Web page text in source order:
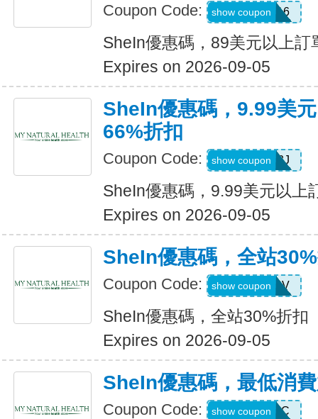
Coupon Code: febnb16
show coupon
SheIn優惠碼，89美元以上訂
Expires on 2026-09-05
SheIn優惠碼，9.99美
66%折扣
Coupon Code: VJTWP3J
show coupon
SheIn優惠碼，9.99美元以上
Expires on 2026-09-05
SheIn優惠碼，全站
Coupon Code: W2CB88V
show coupon
SheIn優惠碼，全站30%折扣
Expires on 2026-09-05
SheIn優惠碼，最低消
Coupon Code: MTFK4CC
show coupon